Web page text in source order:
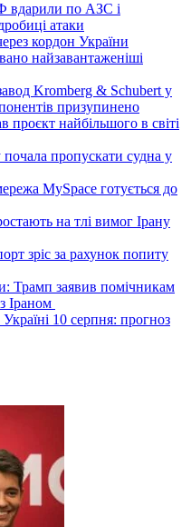
вдарили по АЗС і
атаки
кордон України
найзавантаженіші
Kromberg & Schubert у
призупинено
проєкт найбільшого в світі
пропускати судна у
MySpace готується до
на тлі вимог Ірану
зріс за рахунок попиту
Трамп заявив помічникам
Іраном
10 серпня: прогноз